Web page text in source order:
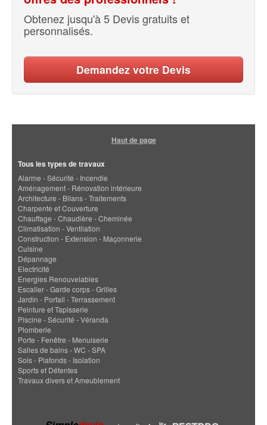
Obtenez jusqu'à 5 Devis gratuits et
personnalisés.
Demandez votre Devis
Haut de page
Tous les types de travaux
Alarme - Sécurité - Incendie
Aménagement - Rénovation intérieure
Architecture - Bilans - Traitements
Charpente et Couverture
Chauffage - Chaudière - Cheminée
Climatisation - Ventilation
Construction - Extension - Maçonnerie
Cuisine
Dépannage
Electricité
Energies Renouvelables
Escalier - Garde corps - Grilles
Jardin - Portail - Terrassement
Peinture et Tapisserie
Piscine - Sécurité - Véranda
Plomberie
Porte - Fenêtre - Menuiserie
Salles de bains - WC - SPA
Sols - Plafonds - Isolation
Sports et Détentes
Travaux divers et Ameublement